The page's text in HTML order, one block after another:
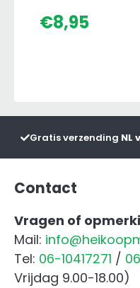
€8,95
Gratis verzending NL
Contact
Vragen of
Mail:
Tel: 06-10417271 /
Vrijdag 9.00-18.00)